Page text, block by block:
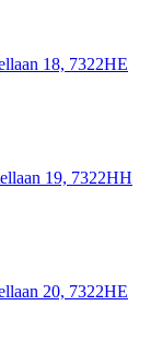
18, 7322HE
19, 7322HH
20, 7322HE